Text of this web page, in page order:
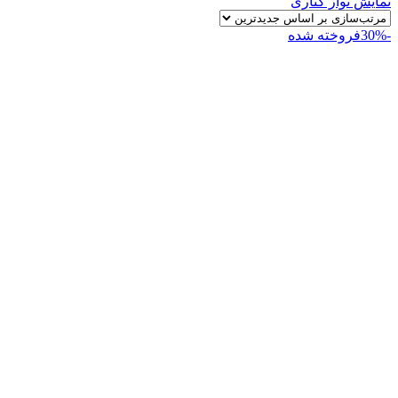
-30% فروخته شده